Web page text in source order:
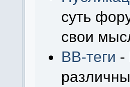
суть
свои
BB-теги -